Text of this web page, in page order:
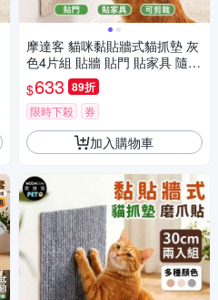
摩達客 貓咪黏貼牆式貓抓墊 灰
色4片組 貼牆 貼門 貼家具 隨處
可貼附背膠 可剪裁 不易殘膠 不
易傷牆
$633 89折
限時下殺 券
加入購物車